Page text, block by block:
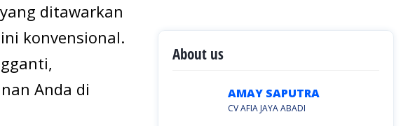
ditawarkan
konvensional.
Anda di
About us
AMAY SAPUTRA
CV AFIA JAYA ABADI